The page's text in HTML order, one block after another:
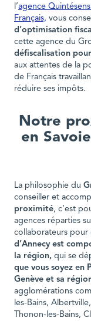
l’agence
Français, vous
d’optimisation
cette agence du
défiscalisation
aux attentes de la
de Français
réduire ses impôts.
Notre
en
La philosophie du
conseiller et
proximité, c’est
agences réparties
collaborateurs pour
d’Annecy est
la région, qui se
que vous soyez en
Genève et sa
agglomérations
les-Bains,
Thonon-les-Bains,